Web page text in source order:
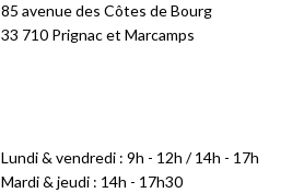
85 avenue des Côtes de Bourg
33 710 Prignac et Marcamps
Lundi & vendredi : 9h - 12h / 14h - 17h
Mardi & jeudi : 14h - 17h30